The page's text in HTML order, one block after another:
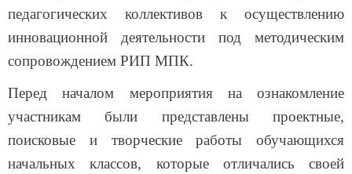
педагогических коллективов к осуществлению
инновационной деятельности под методическим
сопровождением РИП МПК.
Перед началом мероприятия на ознакомление
участникам были представлены проектные,
поисковые и творческие работы обучающихся
начальных классов, которые отличались своей